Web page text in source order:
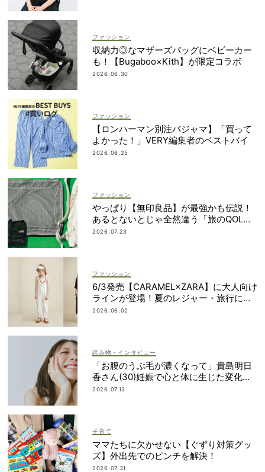
ファッション
収納力◎なマザーズバッグにベビーカー
も！【Bugaboo×Kith】が限定コラボ
2026.06.30
ファッション
【ロンハーマン別注パジャマ】「買って
よかった！」VERY編集者のベストバイ
2026.06.25
ファッション
やっぱり【無印良品】が最強かも伝説！
あるとないとじゃ全然違う「旅のQOL爆
上げアイテム」
2026.07.23
ファッション
6/3発売【CARAMEL×ZARA】に大人向け
ラインが登場！夏のレジャー・旅行にも
おすすめ
2026.06.02
読み物・インタビュー
「お腹のうぶ毛が濃くなって」貴島明日
香さん(30)妊娠で心と体に生じた変化も
「愛しいです」
2026.07.13
子育て
ママたちに欠かせない【ぐずり対策グッ
ズ】外出先でのピンチを解決！
2026.07.31